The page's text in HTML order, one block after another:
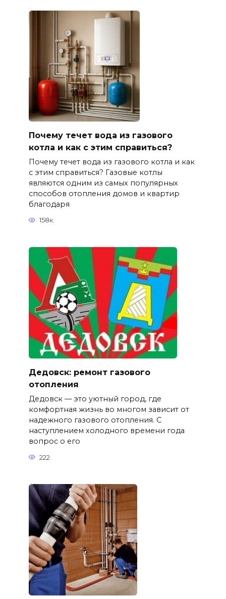
Почему течет вода из газового
котла и как с этим справиться?
Почему течет вода из газового котла и как
с этим справиться? Газовые котлы
являются одним из самых популярных
способов отопления домов и квартир
благодаря
158к.
Дедовск: ремонт газового
отопления
Дедовск — это уютный город, где
комфортная жизнь во многом зависит от
надежного газового отопления. С
наступлением холодного времени года
вопрос о его
222